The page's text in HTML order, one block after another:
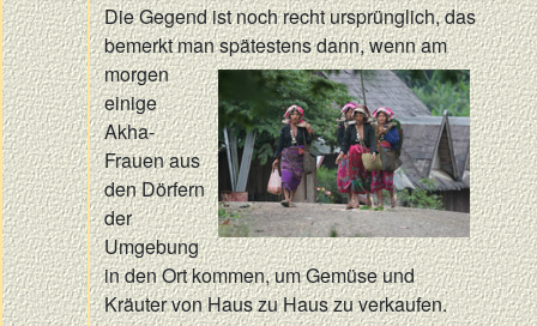
Die Gegend ist noch recht ursprünglich, das
bemerkt man spätestens dann,wenn am
morgen
einige
Akha-
Frauen aus
den Dörfern
der
Umgebung
in den Ort kommen, um Gemüse und
Kräuter von Haus zu Haus zu verkaufen.